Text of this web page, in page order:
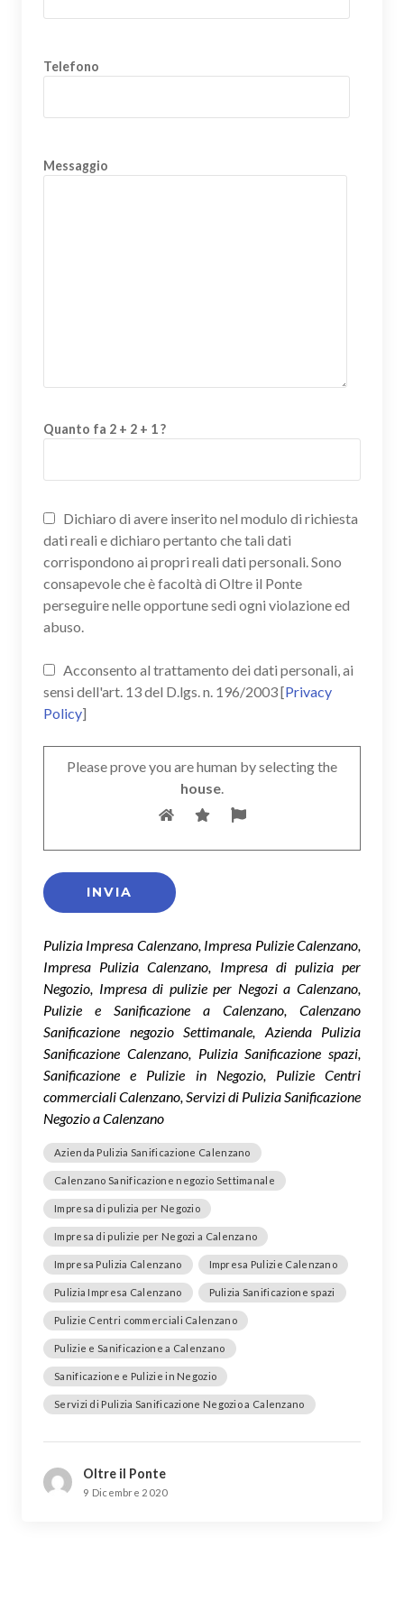
Telefono
Messaggio
Quanto fa 2 + 2 + 1 ?
Dichiaro di avere inserito nel modulo di richiesta
dati reali e dichiaro pertanto che tali dati
corrispondono ai propri reali dati personali. Sono
consapevole che è facoltà di Oltre il Ponte
perseguire nelle opportune sedi ogni violazione ed
abuso.
Acconsento al trattamento dei dati personali, ai
sensi dell'art. 13 del D.lgs. n. 196/2003 [Privacy
Policy]
Please prove you are human by selecting the
house
Pulizia Impresa Calenzano, Impresa Pulizie Calenzano,
Impresa Pulizia Calenzano, Impresa di pulizia per
Negozio, Impresa di pulizie per Negozi a Calenzano,
Pulizie e Sanificazione a Calenzano, Calenzano
Sanificazione negozio Settimanale, Azienda Pulizia
Sanificazione Calenzano, Pulizia Sanificazione spazi,
Sanificazione e Pulizie in Negozio, Pulizie Centri
commerciali Calenzano, Servizi di Pulizia Sanificazione
Negozio a Calenzano
Azienda Pulizia Sanificazione Calenzano
Calenzano Sanificazione negozio Settimanale
Impresa di pulizia per Negozio
Impresa di pulizie per Negozi a Calenzano
Impresa Pulizia Calenzano Impresa Pulizie Calenzano
Pulizia Impresa Calenzano Pulizia Sanificazione spazi
Pulizie Centri commerciali Calenzano
Pulizie e Sanificazione a Calenzano
Sanificazione e Pulizie in Negozio
Servizi di Pulizia Sanificazione Negozio a Calenzano
Oltre il Ponte
9 Dicembre 2020